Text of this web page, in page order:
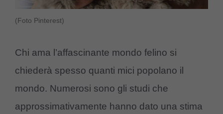
(Foto Pinterest)
Chi ama l’affascinante mondo felino si
chiederà spesso quanti mici popolano il
mondo. Numerosi sono gli studi che
approssimativamente hanno dato una stima